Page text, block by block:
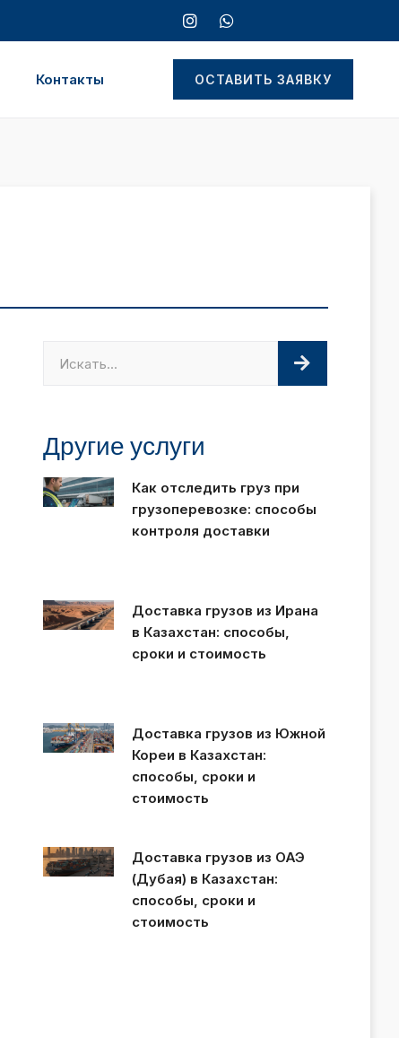
Контакты ОСТАВИТЬ ЗАЯВКУ
Другие услуги
Как отследить груз при
грузоперевозке: способы
контроля доставки
Доставка грузов из Ирана
в Казахстан: способы,
сроки и стоимость
Доставка грузов из Южной
Кореи в Казахстан:
способы, сроки и
стоимость
Доставка грузов из ОАЭ
(Дубая) в Казахстан:
способы, сроки и
стоимость